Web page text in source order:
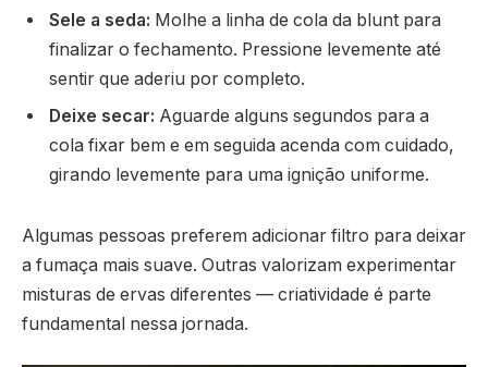
Sele a seda: Molhe a linha de cola da blunt para
finalizar o fechamento. Pressione levemente até
sentir que aderiu por completo.
Deixe secar: Aguarde alguns segundos para a
cola fixar bem e em seguida acenda com cuidado,
girando levemente para uma ignição uniforme.
Algumas pessoas preferem adicionar filtro para deixar
a fumaça mais suave. Outras valorizam experimentar
misturas de ervas diferentes — criatividade é parte
fundamental nessa jornada.